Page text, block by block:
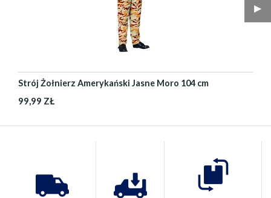
▶︎
Strój Żołnierz Amerykański Jasne Moro 104 cm
99,99 ZŁ